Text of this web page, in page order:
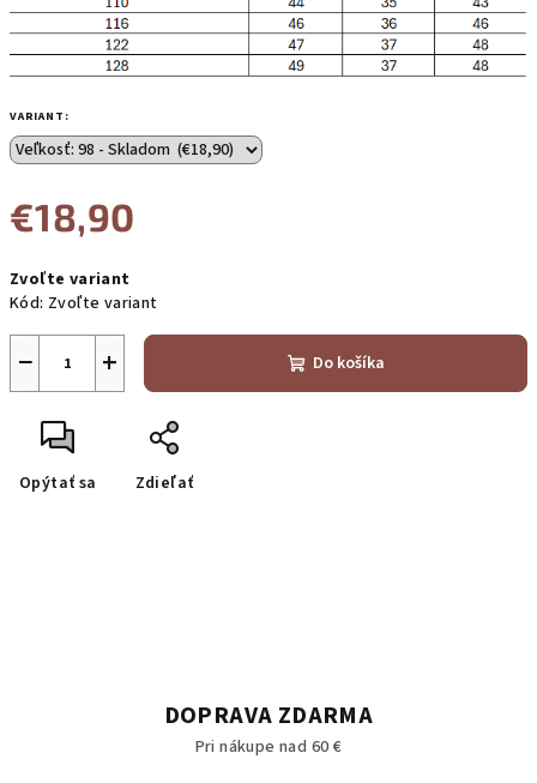
VARIANT:
€18,90
cena:
Zvoľte variant
Kód: Zvoľte variant
+
− Do košíka
Opýtať sa Zdieľať
DOPRAVA ZDARMA
Pri nákupe nad 60 €